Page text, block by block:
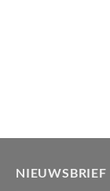
NIEUWSBRIEF